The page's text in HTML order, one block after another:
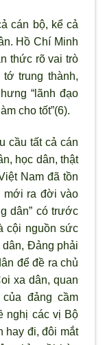
cán bộ, kể cả
Hồ Chí Minh
thức rõ vai trò
trung thành,
“lãnh đạo
cho tốt”(6).
cầu tất cả cán
học dân, thật
Nam đã tồn
mới ra đời vào
dân” có trước
cội nguồn sức
dân, Đảng phải
để đề ra chủ
xa dân, quan
đảng cầm
nghị các vị Bộ
hay đi, đôi mắt